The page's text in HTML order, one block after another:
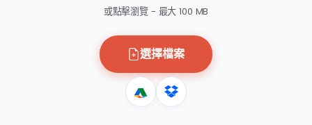
或點擊瀏覽 - 最大 100 MB
選擇檔案